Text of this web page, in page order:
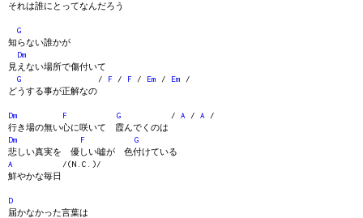
それは誰にとってなんだろう
G
知らない誰かが
Dm
見えない場所で傷付いて
G / F / F / Em / Em /
どうする事が正解なの
Dm F G / A / A /
行き場の無い心に咲いて 霞んでくのは
Dm
F
G
悲しい真実を 優しい嘘が 色付けている
A /(N.C.)/
鮮やかな毎日
D
届かなかった言葉は